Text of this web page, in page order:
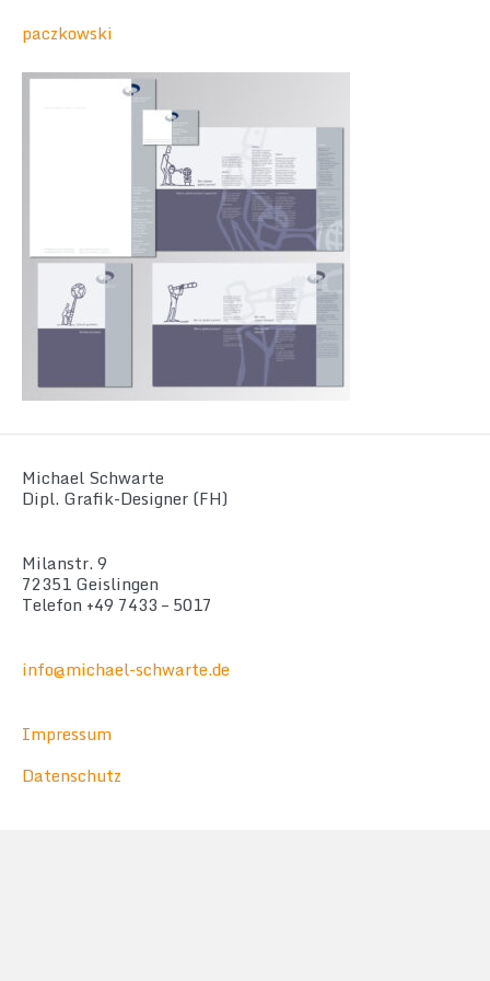
paczkowski
Michael Schwarte
Dipl. Grafik-Designer (FH)
Milanstr. 9
72351 Geislingen
Telefon +49 7433 – 5017
info@michael-schwarte.de
Impressum
Datenschutz